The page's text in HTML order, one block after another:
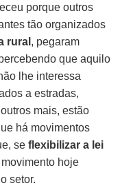
porque outros
tão organizados
rural , pegaram
que aquilo
lhe interessa
a estradas,
mais, estão
há movimentos
seflexibilizar a lei
hoje
setor.